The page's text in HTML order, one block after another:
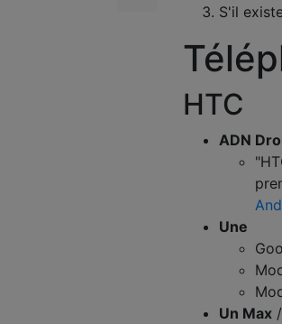
S'il
HTC
ADN
Une
Un Max /